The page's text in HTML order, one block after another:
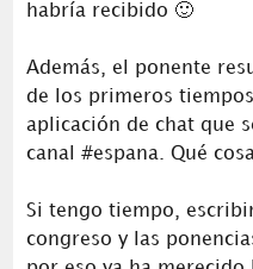
habría recibido 🙂
Además, el ponente
de los primeros
aplicación de chat que
canal #espana. Qué
Si tengo tiempo,
congreso y las